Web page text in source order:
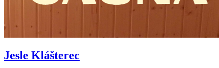
Jesle Klášterec